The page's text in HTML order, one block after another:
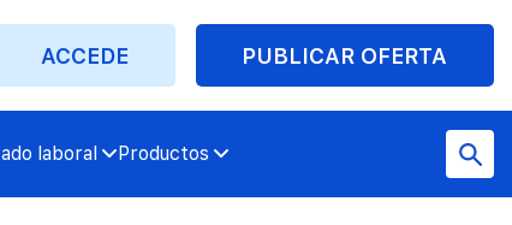
ACCEDE PUBLICAR OFERTA
laboral Productos